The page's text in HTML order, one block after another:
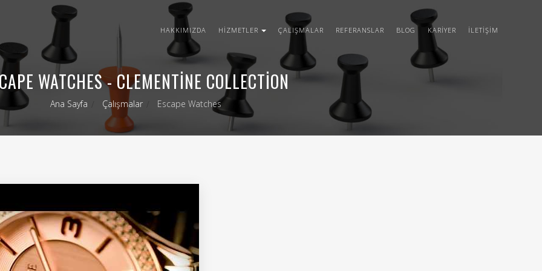
HAKKIMIZDA HIZMETLER ÇALIŞMALAR REFERANSLAR BLOG KARIYER İLETIŞIM
WATCHES - CLEMENTINE COLLECTION
Ana Sayfa Çalışmalar Escape Watches